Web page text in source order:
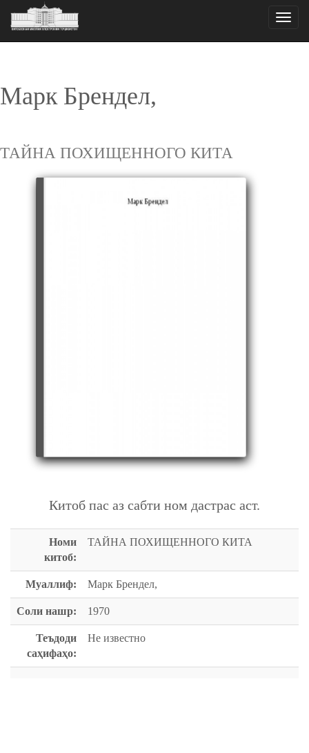
Toggle
Марк Брендел,
ТАЙНА ПОХИЩЕННОГО КИТА
Китоб пас аз сабти ном дастрас аст.
Номи
китоб:
ТАЙНА ПОХИЩЕННОГО КИТА
Муаллиф: Марк Брендел,
Соли нашр: 1970
Теъдоди
саҳифаҳо:
Не известно